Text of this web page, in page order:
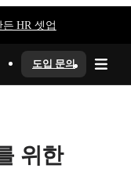
HR 셋업
도입 문의
위한